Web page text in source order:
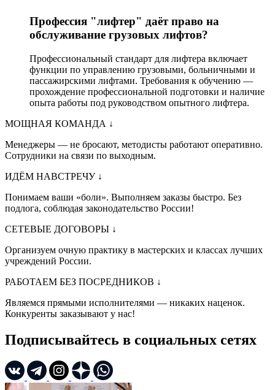
Профессия "лифтер" даёт право на
обслуживание грузовых лифтов?
Профессиональный стандарт для лифтера включает
функции по управлению грузовыми, больничными и
пассажирскими лифтами. Требования к обучению —
прохождение профессиональной подготовки и наличие
опыта работы под руководством опытного лифтера.
МОЩНАЯ КОМАНДА ↓
Менеджеры — не бросают, методисты работают оперативно.
Сотрудники на связи по выходным.
ИДЁМ НАВСТРЕЧУ ↓
Понимаем ваши «боли». Выполняем заказы быстро. Без
подлога, соблюдая законодательство России!
СЕТЕВЫЕ ДОГОВОРЫ ↓
Организуем очную практику в мастерских и классах лучших
учреждений России.
РАБОТАЕМ БЕЗ ПОСРЕДНИКОВ ↓
Являемся прямыми исполнителями — никаких наценок.
Конкуренты заказывают у нас!
Подписывайтесь в социальных сетях